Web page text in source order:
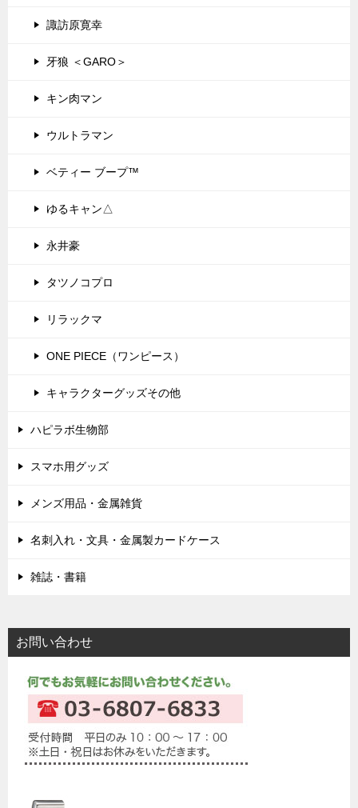
諏訪原寛幸
牙狼 ＜GARO＞
キン肉マン
ウルトラマン
ベティー ブープ™
ゆるキャン△
永井豪
タツノコプロ
リラックマ
ONE PIECE（ワンピース）
キャラクターグッズその他
ハピラボ生物部
スマホ用グッズ
メンズ用品・金属雑貨
名刺入れ・文具・金属製カードケース
雑誌・書籍
お問い合わせ